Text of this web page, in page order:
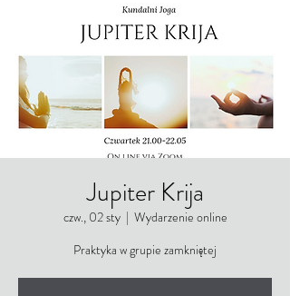
Jupiter Krija
czw., 02 sty
  |
Wydarzenie online
Praktyka w grupie zamkniętej